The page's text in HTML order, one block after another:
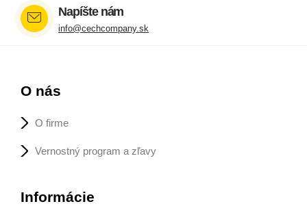
Napíšte nám
info@cechcompany.sk
O nás
O firme
Vernostný program a zľavy
Informácie